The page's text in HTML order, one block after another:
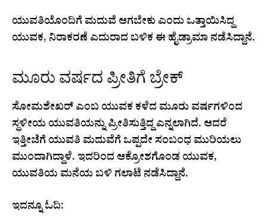
ಯುವತಿಯೊಂದಿಗೆ ಮದುವೆ ಆಗಬೇಕು ಎಂದು ಒತ್ತಾಯಿಸಿದ್ದ
ಯುವಕ, ನಿರಾಕರಣೆ ಎದುರಾದ ಬಳಿಕ ಈ ಹೈಡ್ರಾಮಾ ನಡೆಸಿದ್ದಾನೆ.
ಮೂರು ವರ್ಷದ ಪ್ರೀತಿಗೆ ಬ್ರೇಕ್
ಸೋಮಶೇಖರ್ ಎಂಬ ಯುವಕ ಕಳೆದ ಮೂರು ವರ್ಷಗಳಿಂದ
ಸ್ಥಳೀಯ ಯುವತಿಯನ್ನು ಪ್ರೀತಿಸುತ್ತಿದ್ದ ಎನ್ನಲಾಗಿದೆ. ಆದರೆ
ಇತ್ತೀಚೆಗೆ ಯುವತಿ ಮದುವೆಗೆ ಒಪ್ಪದೇ ಸಂಬಂಧ ಮುರಿಯಲು
ಮುಂದಾಗಿದ್ದಾಳೆ. ಇದರಿಂದ ಆಕ್ರೋಶಗೊಂಡ ಯುವಕ,
ಯುವತಿಯ ಮನೆಯ ಬಳಿ ಗಲಾಟೆ ನಡೆಸಿದ್ದಾನೆ.
ಇದನ್ನೂ ಓದಿ: